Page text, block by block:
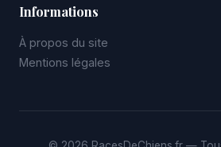
Informations
À propos du site
Mentions légales